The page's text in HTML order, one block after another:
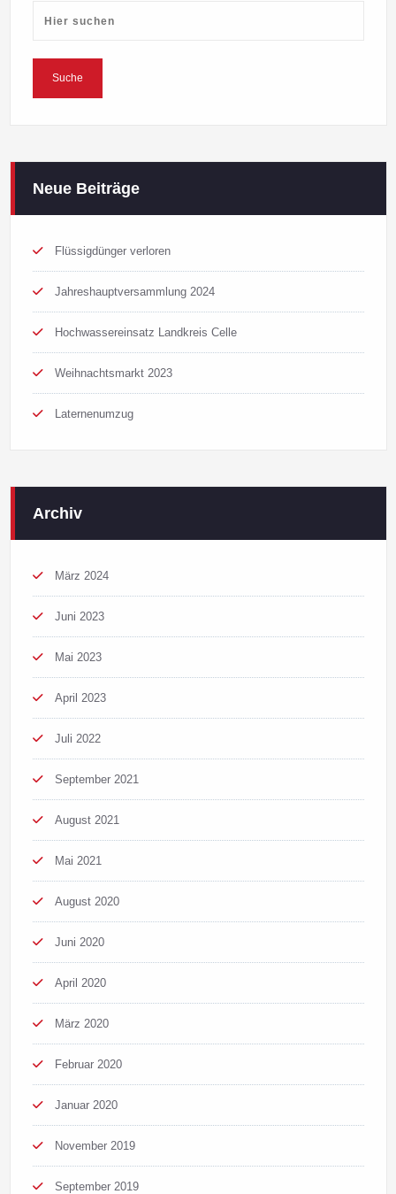
Neue Beiträge
Flüssigdünger verloren
Jahreshauptversammlung 2024
Hochwassereinsatz Landkreis Celle
Weihnachtsmarkt 2023
Laternenumzug
Archiv
März 2024
Juni 2023
Mai 2023
April 2023
Juli 2022
September 2021
August 2021
Mai 2021
August 2020
Juni 2020
April 2020
März 2020
Februar 2020
Januar 2020
November 2019
September 2019